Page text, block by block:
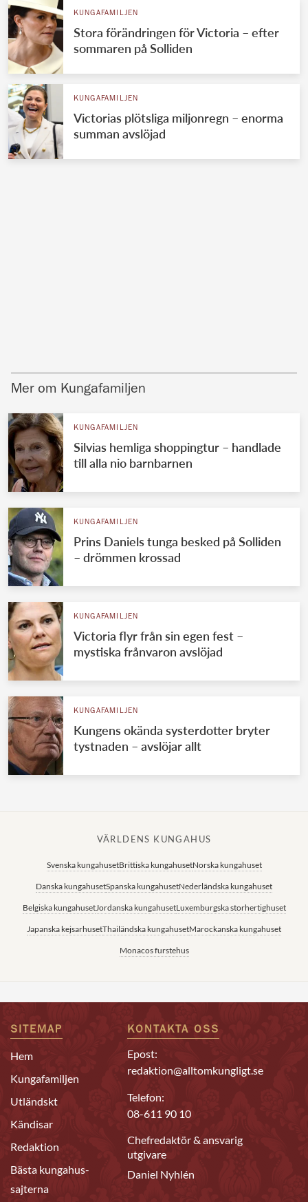
KUNGAFAMILJEN
Stora förändringen för Victoria – efter
sommaren på Solliden
KUNGAFAMILJEN
Victorias plötsliga miljonregn – enorma
summan avslöjad
Mer om Kungafamiljen
KUNGAFAMILJEN
Silvias hemliga shoppingtur – handlade
till alla nio barnbarnen
KUNGAFAMILJEN
Prins Daniels tunga besked på Solliden
– drömmen krossad
KUNGAFAMILJEN
Victoria flyr från sin egen fest –
mystiska frånvaron avslöjad
KUNGAFAMILJEN
Kungens okända systerdotter bryter
tystnaden – avslöjar allt
VÄRLDENS KUNGAHUS
Svenska kungahusetBrittiska kungahusetNorska kungahuset
Danska kungahusetSpanska kungahusetNederländska kungahuset
Belgiska kungahusetJordanska kungahusetLuxemburgska storhertighuset
Japanska kejsarhusetThailändska kungahusetMarockanska kungahuset
Monacos furstehus
SITEMAP
Hem
Kungafamiljen
Utländskt
Kändisar
Redaktion
Bästa kungahus-
sajterna
KONTAKTA OSS
Epost:
redaktion@alltomkungligt.se
Telefon:
08-611 90 10
Chefredaktör & ansvarig
utgivare
Daniel Nyhlén